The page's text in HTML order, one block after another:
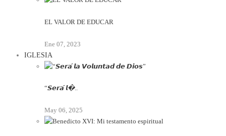
EL VALOR DE EDUCAR
Ene 07, 2023
IGLESIA
“𝙎𝙚𝙧𝙖́ 𝙡�..
May 06, 2025